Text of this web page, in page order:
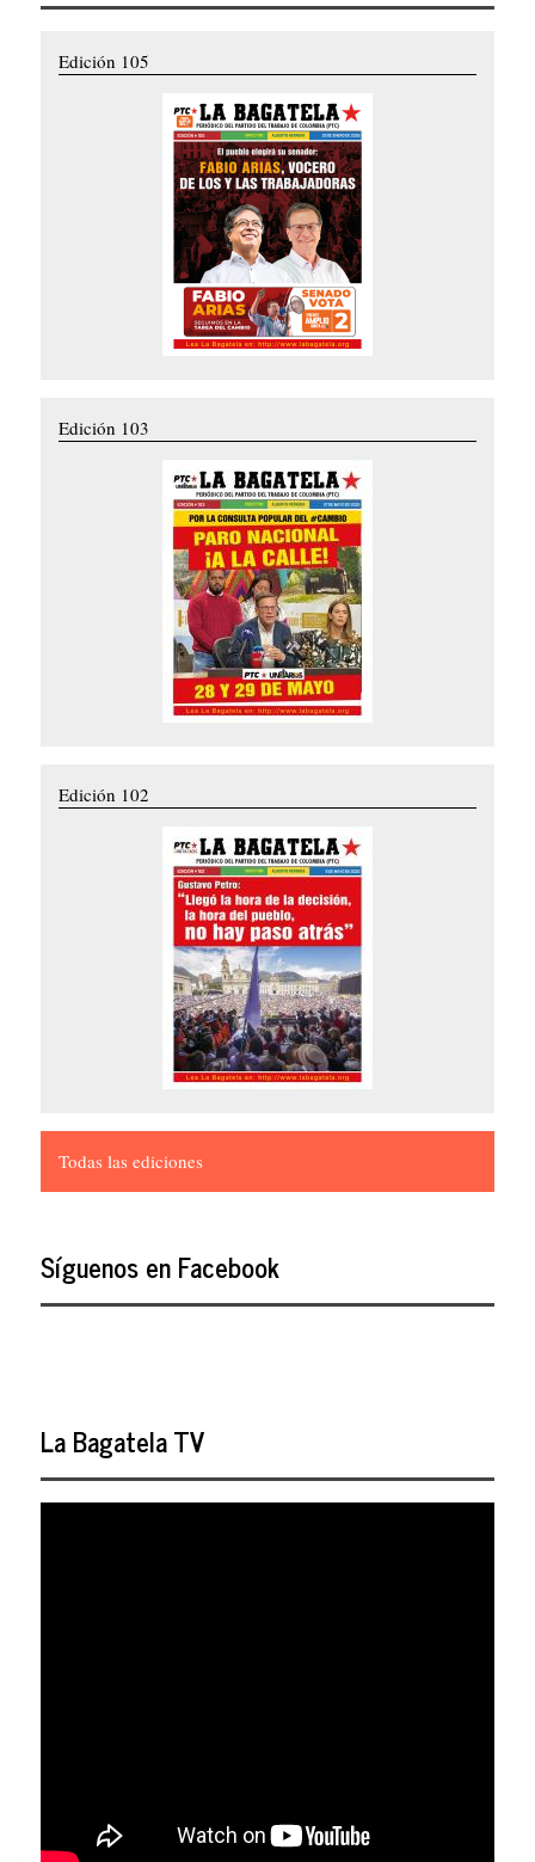
Edición 105
Edición 103
Edición 102
Todas las ediciones
Síguenos en Facebook
La Bagatela TV